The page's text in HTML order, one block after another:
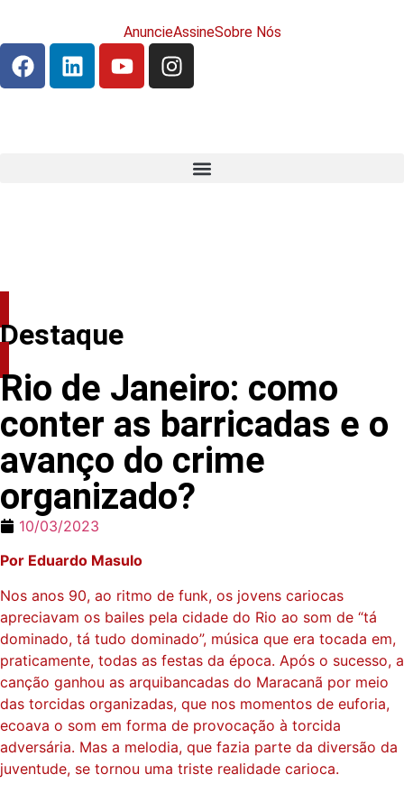
AnuncieAssineSobre Nós
Destaque
Rio de Janeiro: como
conter as barricadas e o
avanço do crime
organizado?
10/03/2023
Por Eduardo Masulo
Nos anos 90, ao ritmo de funk, os jovens cariocas
apreciavam os bailes pela cidade do Rio ao som de “tá
dominado, tá tudo dominado”, música que era tocada em,
praticamente, todas as festas da época. Após o sucesso, a
canção ganhou as arquibancadas do Maracanã por meio
das torcidas organizadas, que nos momentos de euforia,
ecoava o som em forma de provocação à torcida
adversária. Mas a melodia, que fazia parte da diversão da
juventude, se tornou uma triste realidade carioca.